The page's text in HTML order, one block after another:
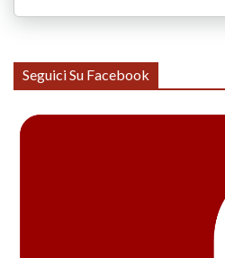
Seguici Su Facebook